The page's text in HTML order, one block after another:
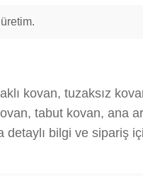
kovan, tuzaksız
tabut kovan, ana
detaylı bilgi ve sipariş